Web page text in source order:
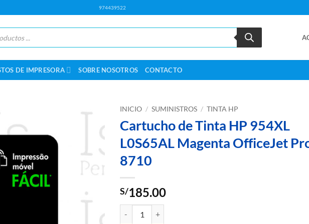
974439522
DE IMPRESORA SOBRE NOSOTROS CONTACTO
INICIO / SUMINISTROS / TINTA HP
Cartucho de Tinta HP 954XL
L0S65AL Magenta OfficeJet
8710
S/185.00